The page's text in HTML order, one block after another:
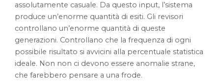
assolutamente casuale. Da questo input, l’sistema
produce un’enorme quantità di esiti. Gli revisori
controllano un’enorme quantità di queste
generazioni. Controllano che la frequenza di ogni
possibile risultato si avvicini alla percentuale statistica
ideale. Non non ci devono essere anomalie strane,
che farebbero pensare a una frode.